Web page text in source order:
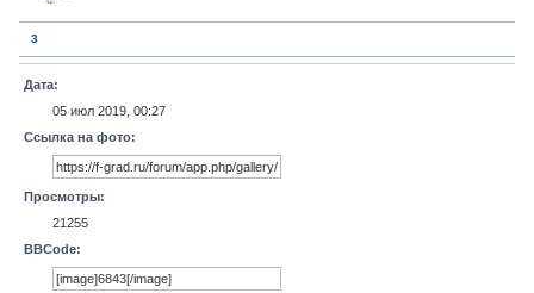
3
Дата:
05 июл 2019, 00:27
Ссылка на фото:
Просмотры:
21255
BBCode: